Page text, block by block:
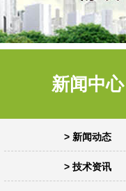
新闻中心
> 新闻动态
> 技术资讯